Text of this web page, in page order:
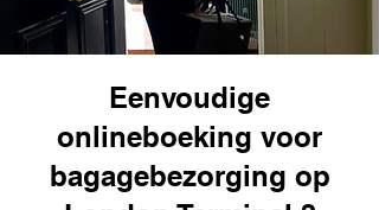
Eenvoudige
onlineboeking voor
bagagebezorging op